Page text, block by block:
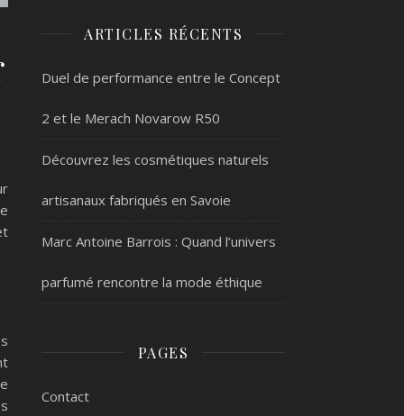
ARTICLES RÉCENTS
Duel de performance entre le Concept
2 et le Merach Novarow R50
Découvrez les cosmétiques naturels
artisanaux fabriqués en Savoie
Marc Antoine Barrois : Quand l’univers
parfumé rencontre la mode éthique
PAGES
Contact